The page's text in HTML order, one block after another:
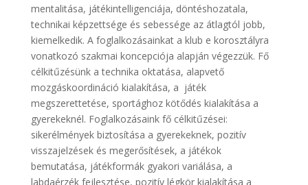
mentalitása, játékintelligenciája, döntéshozatala,
technikai képzettsége és sebessége az átlagtól jobb,
kiemelkedik. A foglalkozásainkat a klub e korosztályra
vonatkozó szakmai koncepciója alapján végezzük. Fő
célkitűzésünk a technika oktatása, alapvető
mozgáskoordináció kialakítása, a játék
megszerettetése, sportághoz kötődés kialakítása a
gyerekeknél. Foglalkozásaink fő célkitűzései:
sikerélmények biztosítása a gyerekeknek, pozitív
visszajelzések és megerősítések, a játékok
bemutatása, játékformák gyakori variálása, a
labdaérzék fejlesztése, pozitív légkör kialakítása a